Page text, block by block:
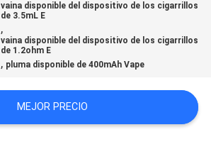
vaina disponible del dispositivo de los cigarrillos
de 3.5mL E
,
vaina disponible del dispositivo de los cigarrillos
de 1.2ohm E
, pluma disponible de 400mAh Vape
MEJOR PRECIO